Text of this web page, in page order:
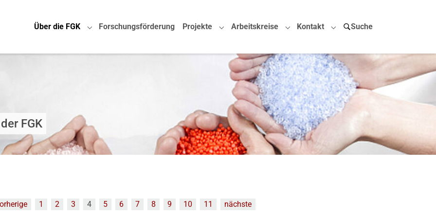
Über die FGK
Submenu for "Über die FGK"
Forschungsförderung Projekte
Submenu for "Projekte"
Arbeitskreise
Submenu for "Arbeitskreise"
Kontakt
Submenu for "Kontakt"
Suche
FGK
1 2 3 4 5 6 7 8 9 10 11 nächste